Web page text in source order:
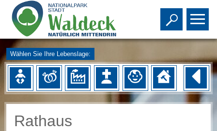
Toggle
Wählen Sie Ihre Lebenslage:
Rathaus